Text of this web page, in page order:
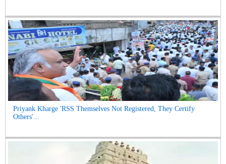
Priyank Kharge 'RSS Themselves Not Registered, They Certify
Others'...